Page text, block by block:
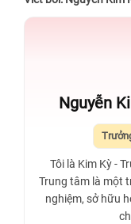
Nguyễn
Tôi là Kim Kỳ -
Trung tâm là một
nghiệm, sở hữu